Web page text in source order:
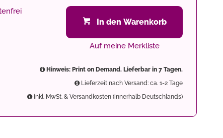
In den Warenkorb
Auf meine Merkliste
Hinweis: Print on Demand. Lieferbar in 7 Tagen.
Lieferzeit nach Versand: ca. 1-2 Tage
inkl. MwSt. & Versandkosten (innerhalb Deutschlands)